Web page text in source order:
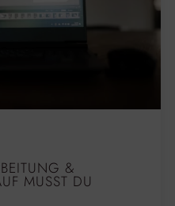
&
MUSST DU